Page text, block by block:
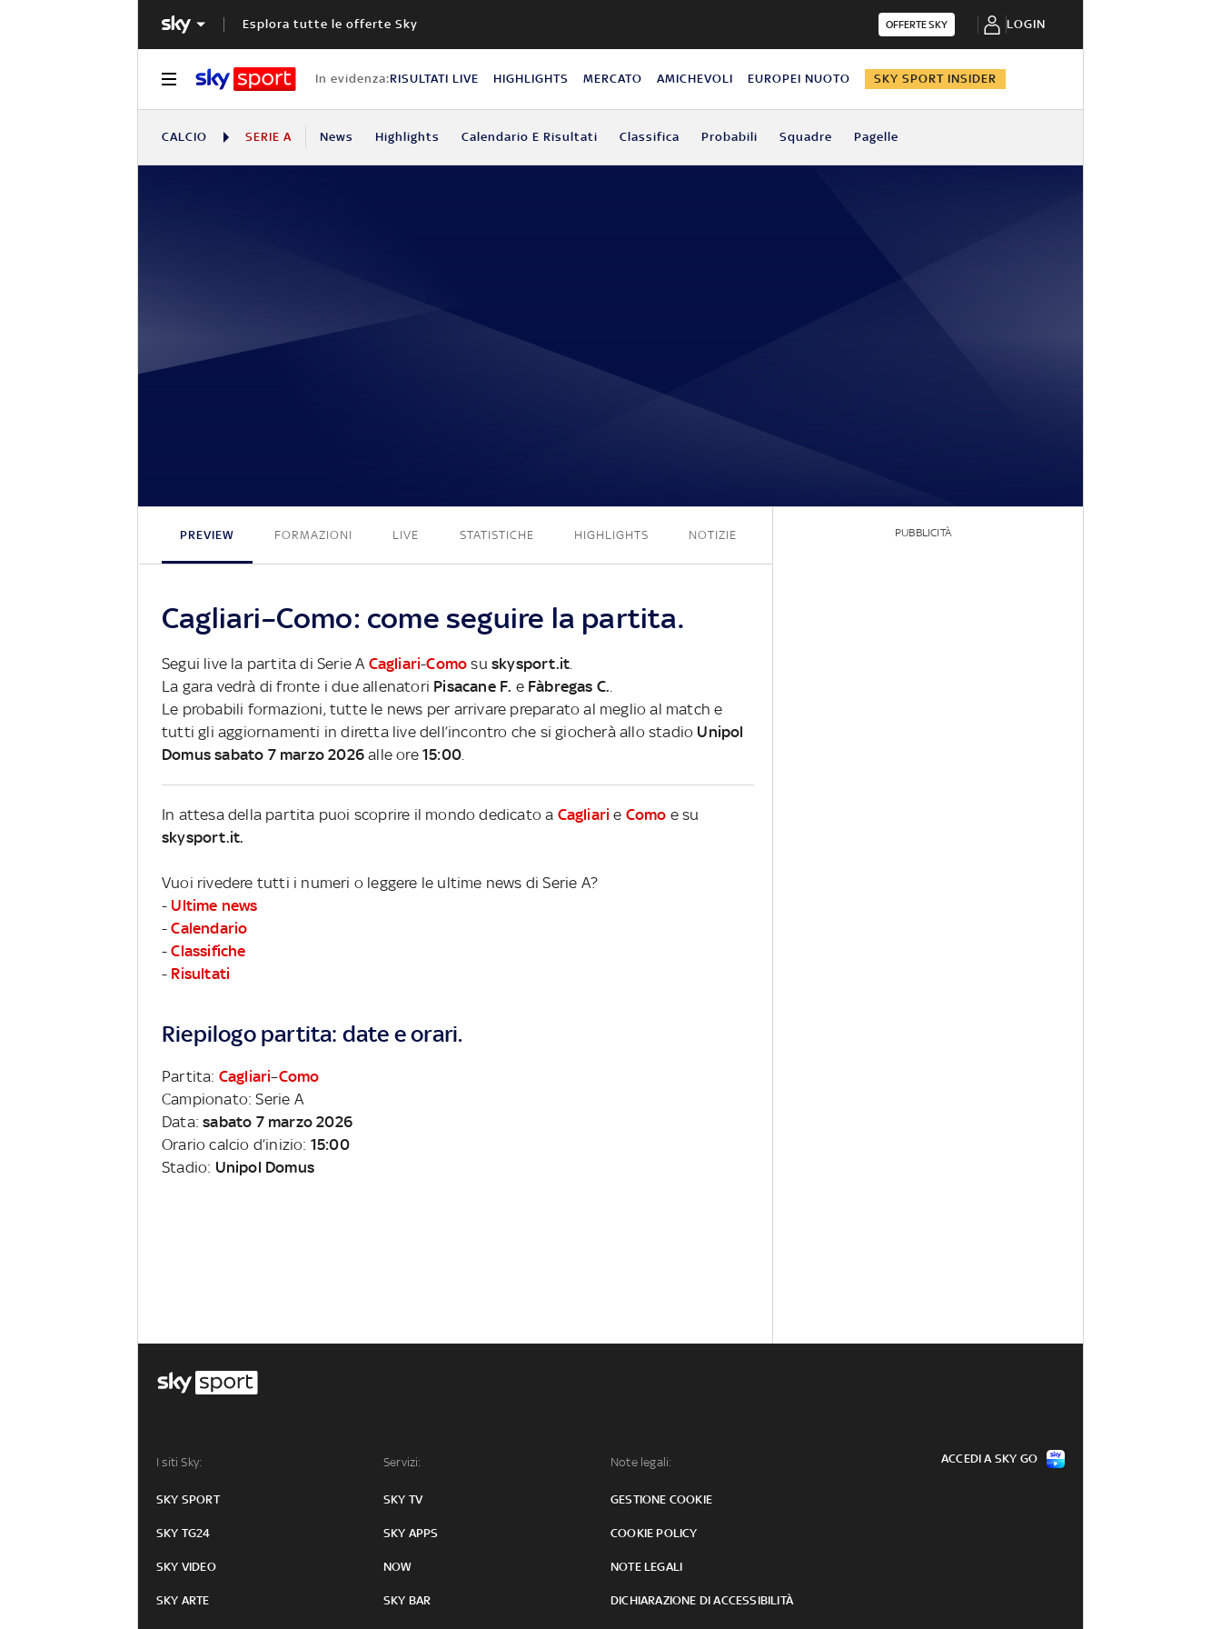
Esplora tutte le offerte Sky OFFERTE SKY LOGIN
In evidenza:RISULTATI LIVE HIGHLIGHTS MERCATO AMICHEVOLI EUROPEI NUOTO SKY SPORT INSIDER
CALCIO SERIE A News Highlights Calendario E Risultati Classifica Probabili Squadre Pagelle
PREVIEW FORMAZIONI LIVE STATISTICHE HIGHLIGHTS NOTIZIE
Cagliari–Como: come seguire la partita.
Segui live la partita di Serie A Cagliari-Como suskysport.it
La gara vedrà di fronte i due allenatori Pisacane F. e Fàbregas C.
Le probabili formazioni, tutte le news per arrivare preparato al meglio al match e
tutti gli aggiornamenti in diretta live dell’incontro che si giocherà allo stadio Unipol
Domus sabato 7 marzo 2026 alle ore 15:00
In attesa della partita puoi scoprire il mondo dedicato a Cagliari e Como e su
skysport.it.
Vuoi rivedere tutti i numeri o leggere le ultime news di Serie A?
- Ultime news
-Calendario
-Classifiche
- Risultati
Riepilogo partita: date e orari.
Partita: Cagliari–Como
Campionato: Serie A
Data:sabato 7 marzo 2026
Orario calcio d’inizio: 15:00
Stadio: Unipol Domus
PUBBLICITÀ
I siti Sky:
SKY SPORT
SKY TG24
SKY VIDEO
SKY ARTE
Servizi:
SKY TV
SKY APPS
NOW
SKY BAR
Note legali:
GESTIONE COOKIE
COOKIE POLICY
NOTE LEGALI
DICHIARAZIONE DI ACCESSIBILITÀ
ACCEDI A SKY GO